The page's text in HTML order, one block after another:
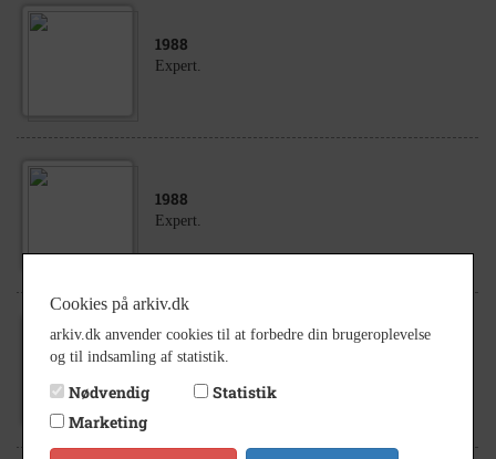
1988
Expert.
1988
Expert.
1925- 1926
Cookies på arkiv.dk
arkiv.dk anvender cookies til at forbedre din brugeroplevelse
og til indsamling af statistik.
Nødvendig
Statistik
Marketing